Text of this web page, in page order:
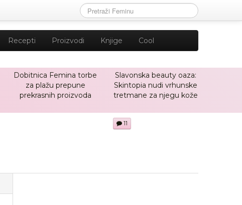
Recepti Proizvodi Knjige Cool
Dobitnica Femina torbe
za plažu prepune
prekrasnih proizvoda
Slavonska beauty oaza:
Skintopia nudi vrhunske
tretmane za njegu kože
11